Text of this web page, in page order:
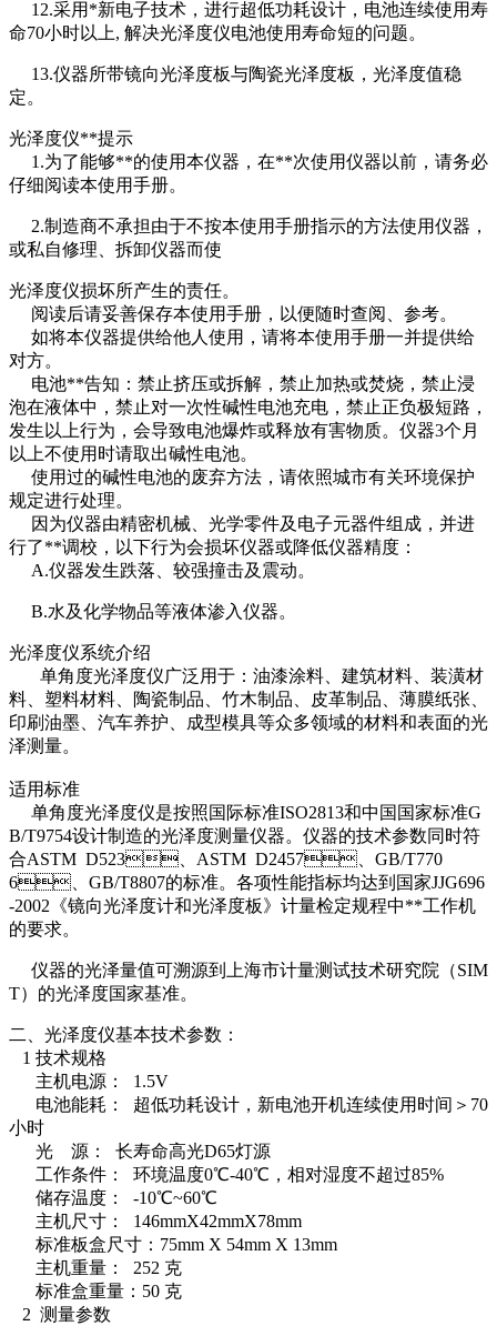
12.采用*新电子技术，进行超低功耗设计，电池连续使用寿
命70小时以上, 解决光泽度仪电池使用寿命短的问题。
13.仪器所带镜向光泽度板与陶瓷光泽度板，光泽度值稳
定。
光泽度仪**提示
1.为了能够**的使用本仪器，在**次使用仪器以前，请务必
仔细阅读本使用手册。
2.制造商不承担由于不按本使用手册指示的方法使用仪器，
或私自修理、拆卸仪器而使
光泽度仪损坏所产生的责任。
阅读后请妥善保存本使用手册，以便随时查阅、参考。
如将本仪器提供给他人使用，请将本使用手册一并提供给
对方。
电池**告知：禁止挤压或拆解，禁止加热或焚烧，禁止浸
泡在液体中，禁止对一次性碱性电池充电，禁止正负极短路，
发生以上行为，会导致电池爆炸或释放有害物质。仪器3个月
以上不使用时请取出碱性电池。
使用过的碱性电池的废弃方法，请依照城市有关环境保护
规定进行处理。
因为仪器由精密机械、光学零件及电子元器件组成，并进
行了**调校，以下行为会损坏仪器或降低仪器精度：
A.仪器发生跌落、较强撞击及震动。
B.水及化学物品等液体渗入仪器。
光泽度仪系统介绍
单角度光泽度仪广泛用于：油漆涂料、建筑材料、装潢材
料、塑料材料、陶瓷制品、竹木制品、皮革制品、薄膜纸张、
印刷油墨、汽车养护、成型模具等众多领域的材料和表面的光
泽测量。
适用标准
单角度光泽度仪是按照国际标准ISO2813和中国国家标准G
B/T9754设计制造的光泽度测量仪器。仪器的技术参数同时符
合ASTM D523、ASTM D2457、GB/T770
6、GB/T8807的标准。各项性能指标均达到国家JJG696
-2002《镜向光泽度计和光泽度板》计量检定规程中**工作机
的要求。
仪器的光泽量值可溯源到上海市计量测试技术研究院（SIM
T）的光泽度国家基准。
二、 光泽度仪基本技术参数：
1 技术规格
主机电源： 1.5V
电池能耗： 超低功耗设计，新电池开机连续使用时间＞70
小时
光 源： 长寿命高光D65灯源
工作条件： 环境温度0℃-40℃，相对湿度不超过85%
储存温度： -10℃~60℃
主机尺寸： 146mmX42mmX78mm
标准板盒尺寸：75mm X 54mm X 13mm
主机重量： 252 克
标准盒重量：50 克
2 测量参数